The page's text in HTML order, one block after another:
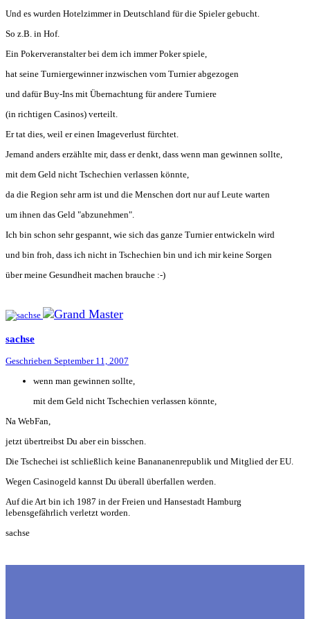
Und es wurden Hotelzimmer in Deutschland für die Spieler gebucht.
So z.B. in Hof.
Ein Pokerveranstalter bei dem ich immer Poker spiele,
hat seine Turniergewinner inzwischen vom Turnier abgezogen
und dafür Buy-Ins mit Übernachtung für andere Turniere
(in richtigen Casinos) verteilt.
Er tat dies, weil er einen Imageverlust fürchtet.
Jemand anders erzählte mir, dass er denkt, dass wenn man gewinnen sollte,
mit dem Geld nicht Tschechien verlassen könnte,
da die Region sehr arm ist und die Menschen dort nur auf Leute warten
um ihnen das Geld "abzunehmen".
Ich bin schon sehr gespannt, wie sich das ganze Turnier entwickeln wird
und bin froh, dass ich nicht in Tschechien bin und ich mir keine Sorgen
über meine Gesundheit machen brauche :-)
sachse
Geschrieben September 11, 2007
wenn man gewinnen sollte,
mit dem Geld nicht Tschechien verlassen könnte,
Na WebFan,
jetzt übertreibst Du aber ein bisschen.
Die Tschechei ist schließlich keine Banananenrepublik und Mitglied der EU.
Wegen Casinogeld kannst Du überall überfallen werden.
Auf die Art bin ich 1987 in der Freien und Hansestadt Hamburg
lebensgefährlich verletzt worden.
sachse